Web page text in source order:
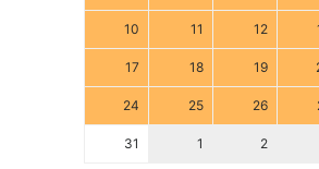
10 11 12
17 18 19
24 25 26
31 1 2